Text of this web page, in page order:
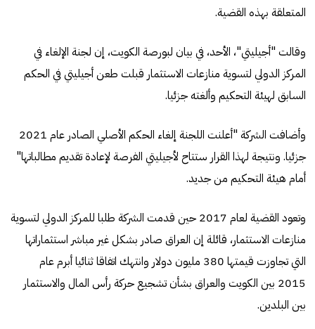
المتعلقة بهذه القضية.
وقالت "أجيليتي"، الأحد، في بيان لبورصة الكويت، إن لجنة الإلغاء في
المركز الدولي لتسوية منازعات الاستثمار قبلت طعن أجيليتي في الحكم
السابق لهيئة التحكيم وألغته جزئيا.
وأضافت الشركة "أعلنت اللجنة إلغاء الحكم الأصلي الصادر عام 2021
جزئيا. ونتيجة لهذا القرار ستتاح لأجيليتي الفرصة لإعادة تقديم مطالباتها"
أمام هيئة التحكيم من جديد.
وتعود القضية لعام 2017 حين قدمت الشركة طلبا للمركز الدولي لتسوية
منازعات الاستثمار، قائلة إن العراق صادر بشكل غير مباشر استثماراتها
التي تجاوزت قيمتها 380 مليون دولار وانتهك اتفاقا ثنائيا أبرم عام
2015 بين الكويت والعراق بشأن تشجيع حركة رأس المال والاستثمار
بين البلدين.